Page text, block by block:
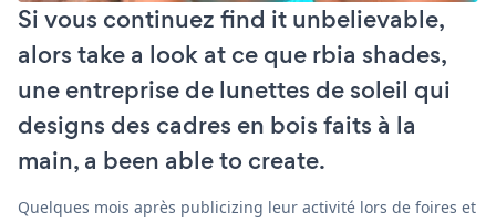
Si vous continuez find it unbelievable,
alors take a look at ce que rbia shades,
une entreprise de lunettes de soleil qui
designs des cadres en bois faits à la
main, a been able to create.
Quelques mois après publicizing leur activité lors de foires et